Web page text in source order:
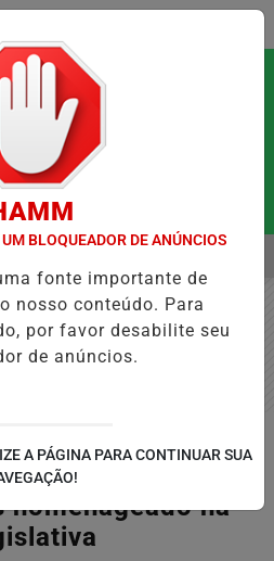
de colégios
na
BLOQUEADOR DE ANÚNCIOS
fonte importante de
nosso conteúdo. Para
por favor desabilite seu
de anúncios.
A PÁGINA PARA CONTINUAR SUA